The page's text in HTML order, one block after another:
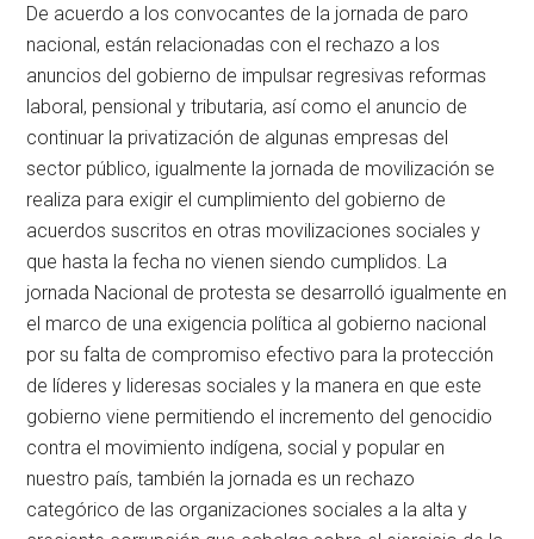
De acuerdo a los convocantes de la jornada de paro
nacional, están relacionadas con el rechazo a los
anuncios del gobierno de impulsar regresivas reformas
laboral, pensional y tributaria, así como el anuncio de
continuar la privatización de algunas empresas del
sector público, igualmente la jornada de movilización se
realiza para exigir el cumplimiento del gobierno de
acuerdos suscritos en otras movilizaciones sociales y
que hasta la fecha no vienen siendo cumplidos. La
jornada Nacional de protesta se desarrolló igualmente en
el marco de una exigencia política al gobierno nacional
por su falta de compromiso efectivo para la protección
de líderes y lideresas sociales y la manera en que este
gobierno viene permitiendo el incremento del genocidio
contra el movimiento indígena, social y popular en
nuestro país, también la jornada es un rechazo
categórico de las organizaciones sociales a la alta y